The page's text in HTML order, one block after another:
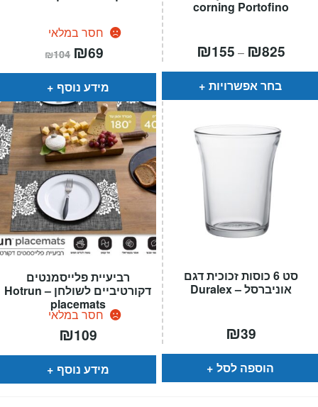
חסר במלאי
₪104 המחיר
המקורי
היה:
₪104.
₪69
הוא:
מידע נוסף
corning Portofino
₪155 – ₪825טווח
⁦₪155⁩
בחר אפשרויות
רביעיית פלייסמנטים
דקורטיביים לשולחן – Hotrun
placemats
חסר במלאי
₪109
מידע נוסף
סט 6 כוסות זכוכית דגם
אוניברסל – Duralex
₪39
הוספה לסל